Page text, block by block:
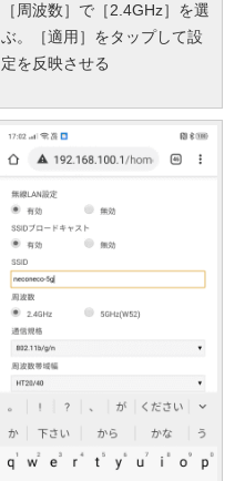
［周波数］で［2.4GHz］を選
ぶ。［適用］をタップして設
定を反映させる